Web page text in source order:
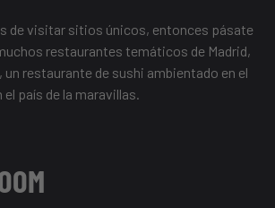
de visitar sitios únicos, entonces pásate
restaurantes temáticos de Madrid,
un restaurante de sushi ambientado en el
el país de la maravillas.